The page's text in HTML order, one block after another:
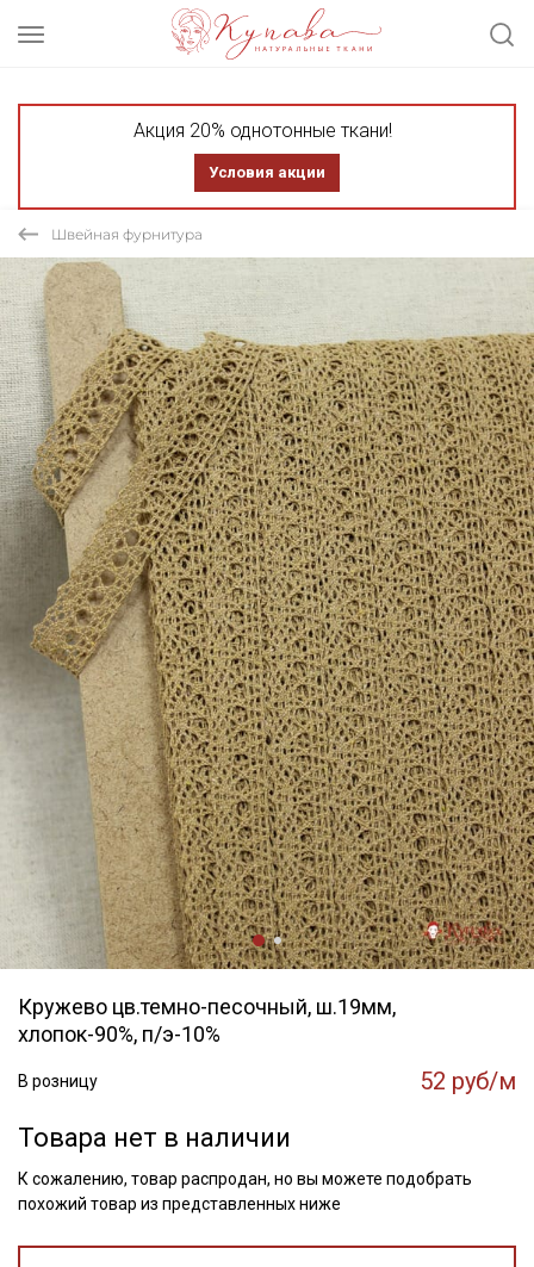
Акция 20% однотонные ткани!
Условия акции
Швейная фурнитура
Кружево цв.темно-песочный, ш.19мм,
хлопок-90%, п/э-10%
В розницу 52 руб/м
Товара нет в наличии
К сожалению, товар распродан, но вы можете подобрать
похожий товар из представленных ниже